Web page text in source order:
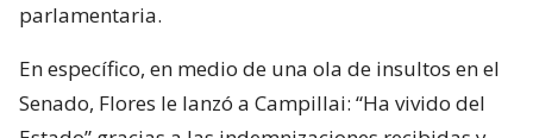
parlamentaria.
En específico, en medio de una ola de insultos en el
Senado, Flores le lanzó a Campillai: “Ha vivido del